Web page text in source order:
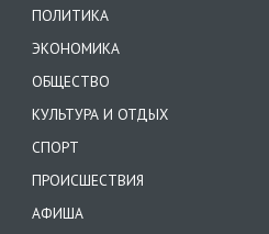
ПОЛИТИКА
ЭКОНОМИКА
ОБЩЕСТВО
КУЛЬТУРА И ОТДЫХ
СПОРТ
ПРОИСШЕСТВИЯ
АФИША